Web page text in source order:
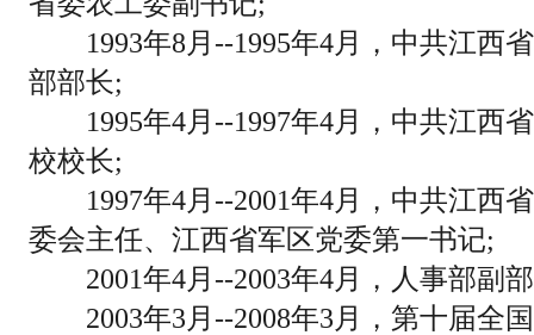
1993年8月--1995年4月，中共江西
部部长;
1995年4月--1997年4月，中共江西
校校长;
1997年4月--2001年4月，中共江西
委会主任、江西省军区党委第一书记;
2001年4月--2003年4月，人事部副
2003年3月--2008年3月，第十届全